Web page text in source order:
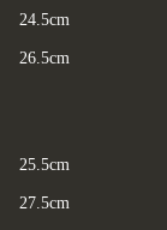
24.5cm
26.5cm
25.5cm
27.5cm